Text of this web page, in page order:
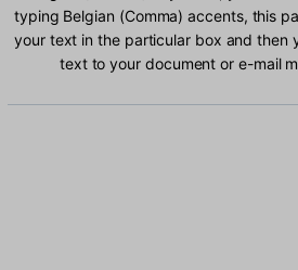
typing Belgian (Comma) accents, this
your text in the particular box and then
text to your document or e-mail